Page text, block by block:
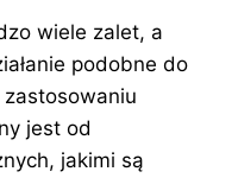
wiele zalet, a
podobne do
jest od
jakimi są